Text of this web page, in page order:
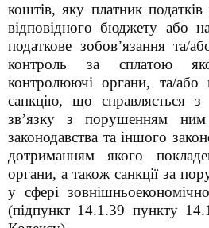
коштів, яку платник
відповідного бюджету або
податкове зобов’язання та/
контроль за сплатою
контролюючі органи, та/або
санкцію, що справляється з
зв’язку з порушенням ним
законодавства та іншого
дотриманням якого
органи, а також санкції за
у сфері
(підпункт 14.1.39 пункту